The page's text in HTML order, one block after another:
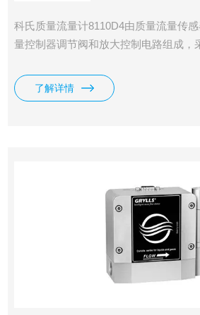
科氏质量流量计8110D4由质量流量传
量控制器调节阀和放大控制电路组成，
了解详情